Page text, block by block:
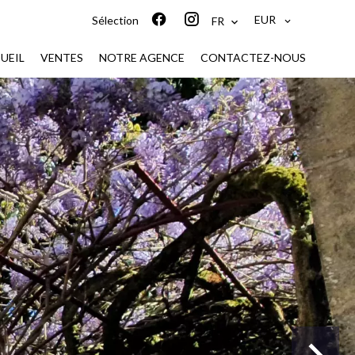
Sélection FR EUR
VENTES NOTRE AGENCE CONTACTEZ-NOUS